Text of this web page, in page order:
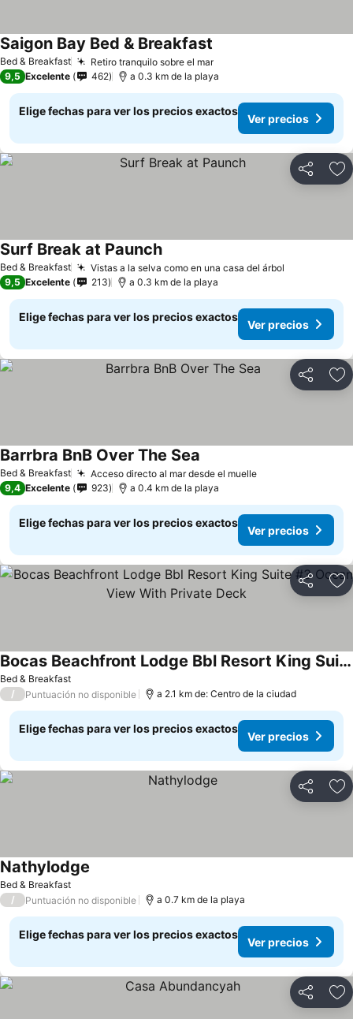
Bed & Breakfast Retiro tranquilo sobre el marVer precios
Saigon Bay Bed & Breakfast
9,5 Excelente 462 a 0.3 km de la playa
Elige fechas para ver los precios exactos
Ver precios
Compartir
Bed & Breakfast Vistas a la selva como en una casa del árbol
Surf Break at PaunchVer precios
9,5 Excelente 213 a 0.3 km de la playa
Elige fechas para ver los precios exactos
Ver precios
Compartir
Bed & Breakfast Acceso directo al mar desde el muelleVer precios
Barrbra BnB Over The Sea
9,4 Excelente 923 a 0.4 km de la playa
Elige fechas para ver los precios exactos
Ver precios
Compartir
Bed & Breakfast
Bocas Beachfront Lodge Bbl Resort King Suite #3 Ocean View With Private Deck
Ver precios
/ Puntuación no disponible a 2.1 km de: Centro de la ciudad
Elige fechas para ver los precios exactos
Ver precios
Compartir
Bed & Breakfast
Nathylodge
/ Puntuación no disponible a 0.7 km de la playa
Elige fechas para ver los precios exactos
Ver precios
Compartir